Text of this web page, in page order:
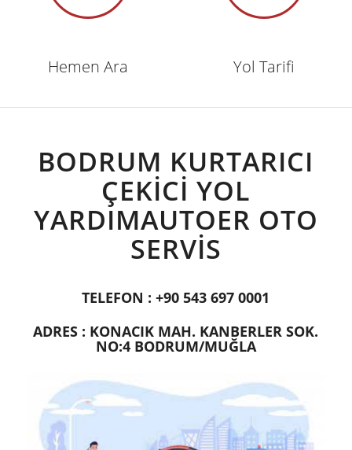
Hemen Ara Yol Tarifi
BODRUM KURTARICI
ÇEKİCİ YOL
YARDIMAUTOER OTO
SERVİS
TELEFON :+90 543 697 0001
ADRES : KONACIK MAH. KANBERLER SOK.
NO:4 BODRUM/MUĞLA